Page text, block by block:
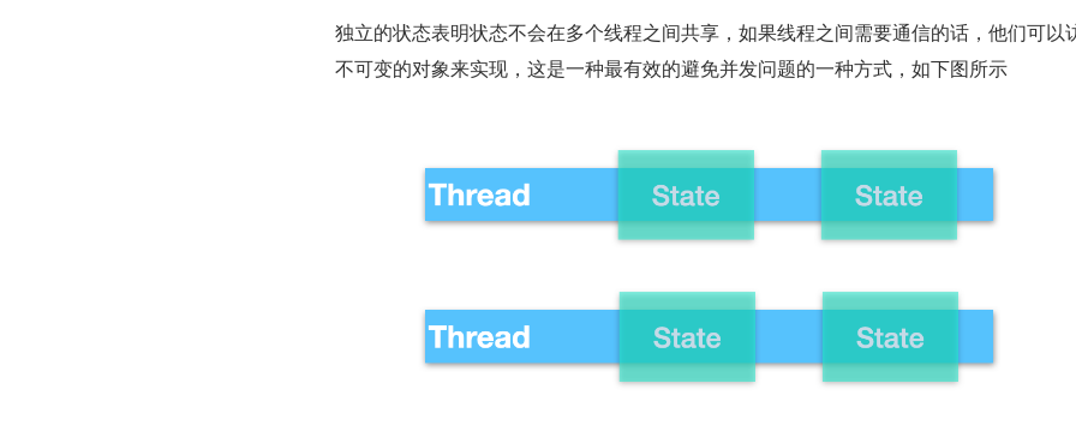
独立的状态表明状态不会在多个线程之间共享，如果线程之间需要通信的话，他们可以
不可变的对象来实现，这是一种最有效的避免并发问题的一种方式，如下图所示